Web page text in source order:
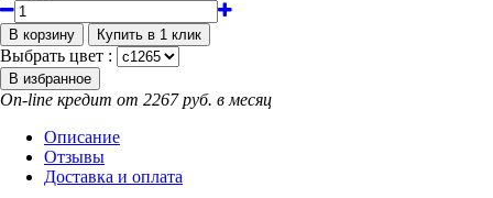
Выбрать цвет :
On-line кредит от 2267 руб. в месяц
Описание
Отзывы
Доставка и оплата